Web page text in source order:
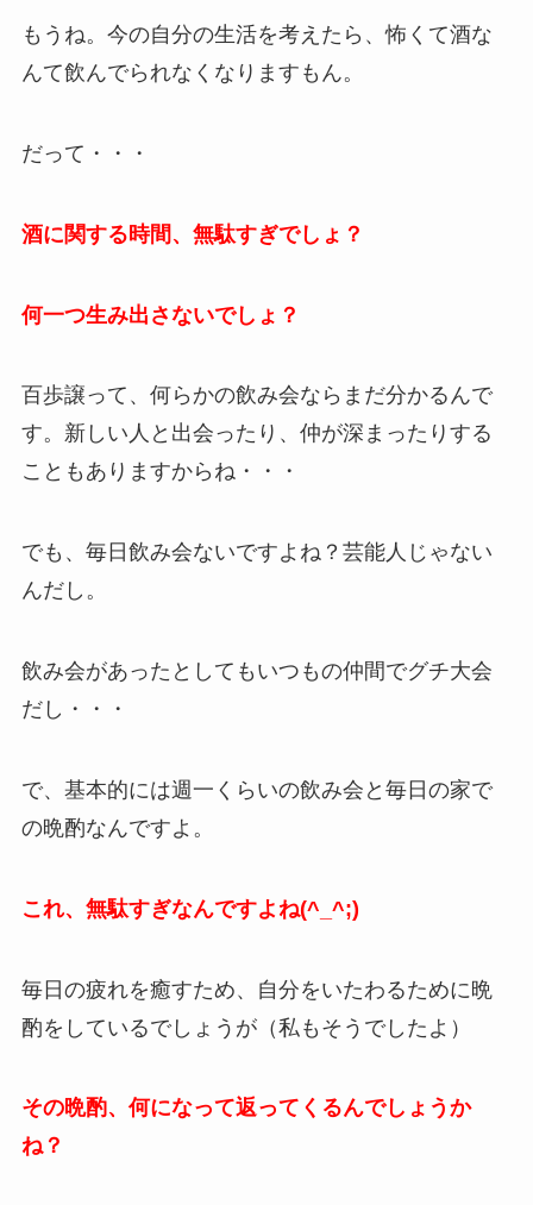
もうね。今の自分の生活を考えたら、怖くて酒な
んて飲んでられなくなりますもん。
だって・・・
酒に関する時間、無駄すぎでしょ？
何一つ生み出さないでしょ？
百歩譲って、何らかの飲み会ならまだ分かるんで
す。新しい人と出会ったり、仲が深まったりする
こともありますからね・・・
でも、毎日飲み会ないですよね？芸能人じゃない
んだし。
飲み会があったとしてもいつもの仲間でグチ大会
だし・・・
で、基本的には週一くらいの飲み会と毎日の家で
の晩酌なんですよ。
これ、無駄すぎなんですよね(^_^;)
毎日の疲れを癒すため、自分をいたわるために晩
酌をしているでしょうが（私もそうでしたよ）
その晩酌、何になって返ってくるんでしょうか
ね？